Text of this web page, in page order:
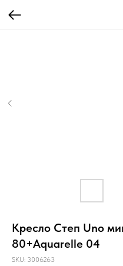
Кресло Степ Uno
80+Aquarelle 04
SKU: 3006263